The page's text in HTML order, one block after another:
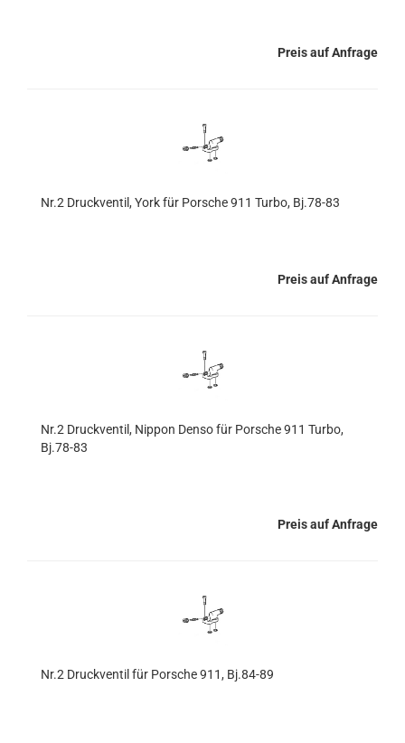
Preis auf Anfrage
Nr.2 Druckventil, York für Porsche 911 Turbo, Bj.78-83
Preis auf Anfrage
Nr.2 Druckventil, Nippon Denso für Porsche 911 Turbo,
Bj.78-83
Preis auf Anfrage
Nr.2 Druckventil für Porsche 911, Bj.84-89